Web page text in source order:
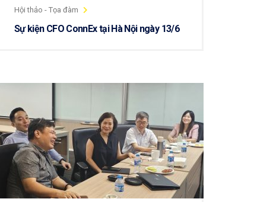
Hội thảo - Tọa đàm
Sự kiện CFO ConnEx tại Hà Nội ngày 13/6